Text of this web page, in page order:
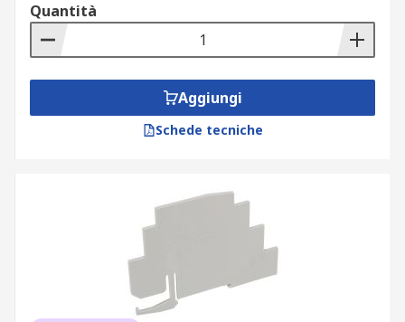
Quantità
Aggiungi
Schede tecniche